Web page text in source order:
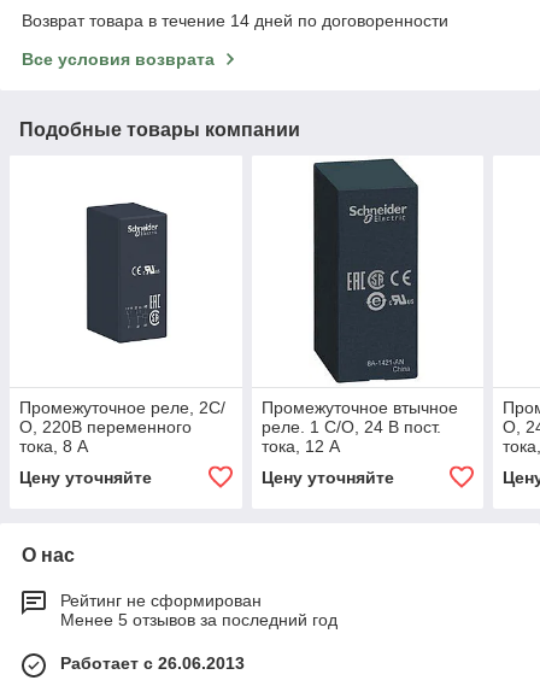
Возврат товара в течение 14 дней по договоренности
Все условия возврата
Подобные товары компании
Промежуточное реле, 2С/
О, 220В переменного
тока, 8 А
Цену уточняйте
Промежуточное втычное
реле. 1 С/О, 24 В пост.
тока, 12 А
Цену уточняйте
О,
О нас
Рейтинг не сформирован
Менее 5 отзывов за последний год
Работает с 26.06.2013